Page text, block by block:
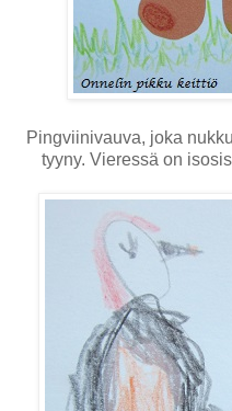
Pingviinivauva, joka
tyyny. Vieressä on